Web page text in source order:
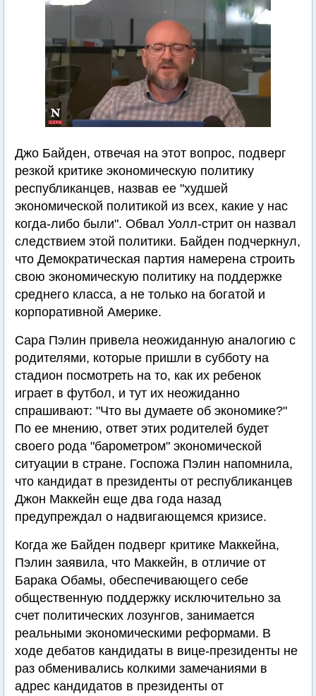
Джо Байден, отвечая на этот вопрос, подверг
резкой критике экономическую политику
республиканцев, назвав ее "худшей
экономической политикой из всех, какие у нас
когда-либо были". Обвал Уолл-стрит он назвал
следствием этой политики. Байден подчеркнул,
что Демократическая партия намерена строить
свою экономическую политику на поддержке
среднего класса, а не только на богатой и
корпоративной Америке.
Сара Пэлин привела неожиданную аналогию с
родителями, которые пришли в субботу на
стадион посмотреть на то, как их ребенок
играет в футбол, и тут их неожиданно
спрашивают: "Что вы думаете об экономике?"
По ее мнению, ответ этих родителей будет
своего рода "барометром" экономической
ситуации в стране. Госпожа Пэлин напомнила,
что кандидат в президенты от республиканцев
Джон Маккейн еще два года назад
предупреждал о надвигающемся кризисе.
Когда же Байден подверг критике Маккейна,
Пэлин заявила, что Маккейн, в отличие от
Барака Обамы, обеспечивающего себе
общественную поддержку исключительно за
счет политических лозунгов, занимается
реальными экономическими реформами. В
ходе дебатов кандидаты в вице-президенты не
раз обменивались колкими замечаниями в
адрес кандидатов в президенты от